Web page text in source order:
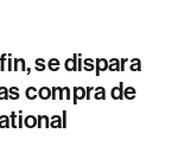
se dispara
compra de